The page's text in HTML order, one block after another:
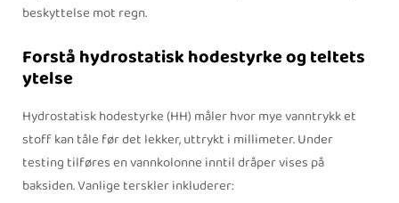
beskyttelse mot regn.
Forstå hydrostatisk hodestyrke og teltets
ytelse
Hydrostatisk hodestyrke (HH) måler hvor mye vanntrykk et
stoff kan tåle før det lekker, uttrykt i millimeter. Under
testing tilføres en vannkolonne inntil dråper vises på
baksiden. Vanlige terskler inkluderer: